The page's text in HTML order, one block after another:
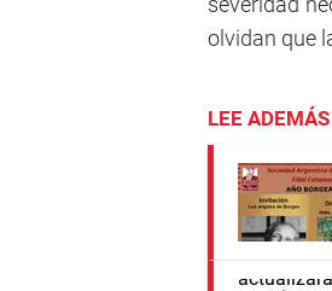
olvidan que
LEE ADEMÁS